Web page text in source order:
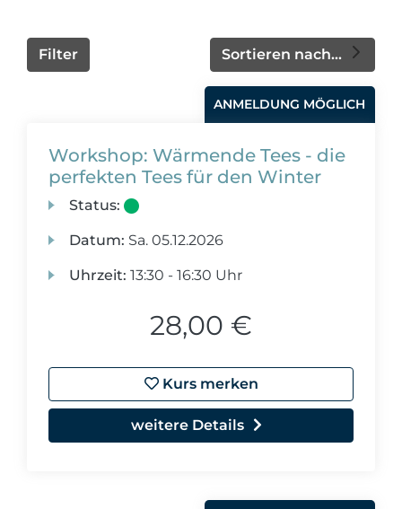
Sortieren nach...
Filter
ANMELDUNG MÖGLICH
Workshop: Wärmende Tees - die
perfekten Tees für den Winter
Status:
Datum: Sa. 05.12.2026
Uhrzeit: 13:30 - 16:30 Uhr
28,00 €
Kurs merken
weitere Details